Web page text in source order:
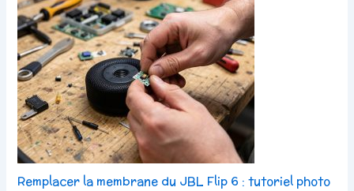
Remplacer la membrane du JBL Flip 6 : tutoriel photo